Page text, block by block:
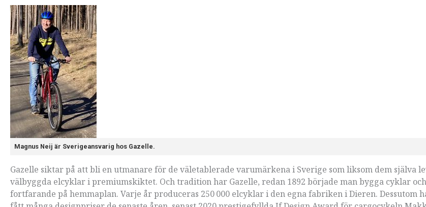
Magnus Neij är Sverigeansvarig hos Gazelle.
Gazelle siktar på att bli en utmanare för de väletablerade varumärkena i Sverige som liksom dem själva
välbyggda elcyklar i premiumskiktet. Och tradition har Gazelle, redan 1892 började man bygga cyklar
fortfarande på hemmaplan. Varje år produceras 250 000 elcyklar i den egna fabriken i Dieren. Dessutom